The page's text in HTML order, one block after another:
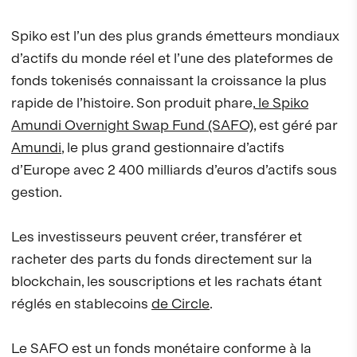
Spiko est l’un des plus grands émetteurs mondiaux
d’actifs du monde réel et l’une des plateformes de
fonds tokenisés connaissant la croissance la plus
rapide de l’histoire. Son produit phare, le Spiko
Amundi Overnight Swap Fund (SAFO), est géré par
Amundi, le plus grand gestionnaire d’actifs
d’Europe avec 2 400 milliards d’euros d’actifs sous
gestion.
Les investisseurs peuvent créer, transférer et
racheter des parts du fonds directement sur la
blockchain, les souscriptions et les rachats étant
réglés en stablecoins de Circle.
Le SAFO est un fonds monétaire conforme à la